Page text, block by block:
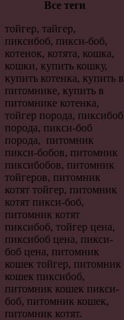
Все теги
тойгер, тайгер,
пиксибоб, пикси-боб,
котенок, котята, кошка,
кошки, купить кошку,
купить котенка, купить в
питомнике, купить в
питомнике котенка,
тойгер порода, пиксибоб
порода, пикси-боб
порода, питомник
пикси-бобов, питомник
пиксибобов, питомник
тойгеров, питомник
котят тойгер, питомник
котят пикси-боб,
питомник котят
пиксибоб, тойгер цена,
пиксибоб цена, пикси-
боб цена, питомник
кошек тойгер, питомник
кошек пиксибоб,
питомник кошек пикси-
боб, питомник кошек,
питомник котят.